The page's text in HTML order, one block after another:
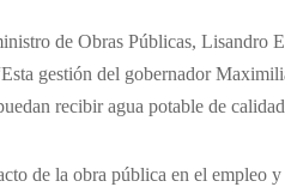
de Obras Públicas, Lisandro
gestión del gobernador
recibir agua potable de
de la obra pública en el empleo